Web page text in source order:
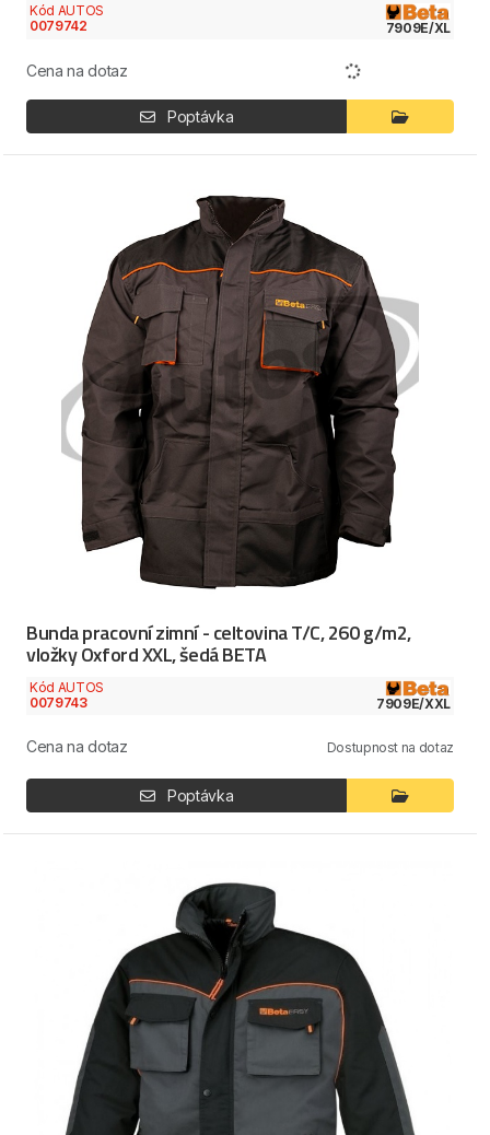
Kód AUTOS
0079742
7909E/XL
Cena na dotaz
Poptávka
Bunda pracovní zimní - celtovina T/C, 260 g/m2,
vložky Oxford XXL, šedá BETA
Kód AUTOS
0079743
7909E/XXL
Cena na dotaz Dostupnost na dotaz
Poptávka